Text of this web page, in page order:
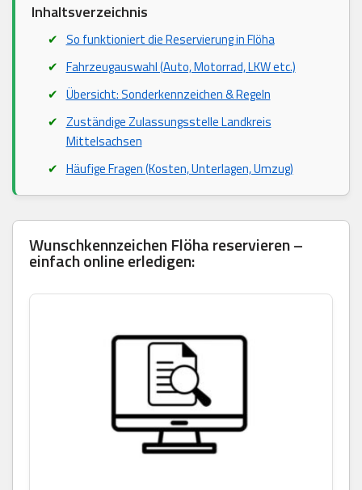
Inhaltsverzeichnis
So funktioniert die Reservierung in Flöha
Fahrzeugauswahl (Auto, Motorrad, LKW etc.)
Übersicht: Sonderkennzeichen & Regeln
Zuständige Zulassungsstelle Landkreis
Mittelsachsen
Häufige Fragen (Kosten, Unterlagen, Umzug)
Wunschkennzeichen Flöha reservieren –
einfach online erledigen: